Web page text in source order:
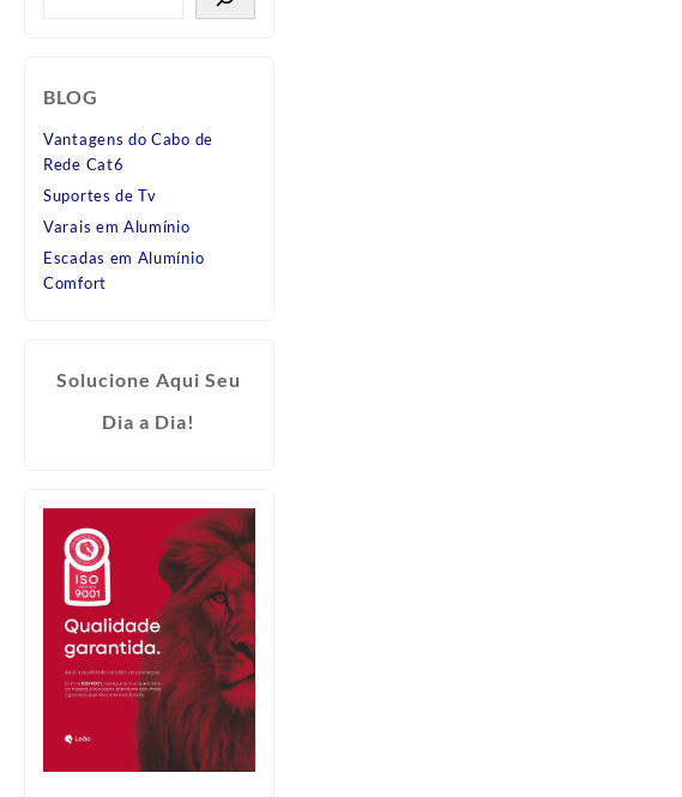
BLOG
Vantagens do Cabo de
Rede Cat6
Suportes de Tv
Varais em Alumínio
Escadas em Alumínio
Comfort
Solucione Aqui Seu
Dia a Dia!